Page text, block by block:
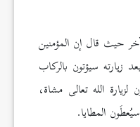
حيث قال إن المؤمنين
زيارته سيؤتون بالركاب
الله تعالى مشاة،
المطايا.